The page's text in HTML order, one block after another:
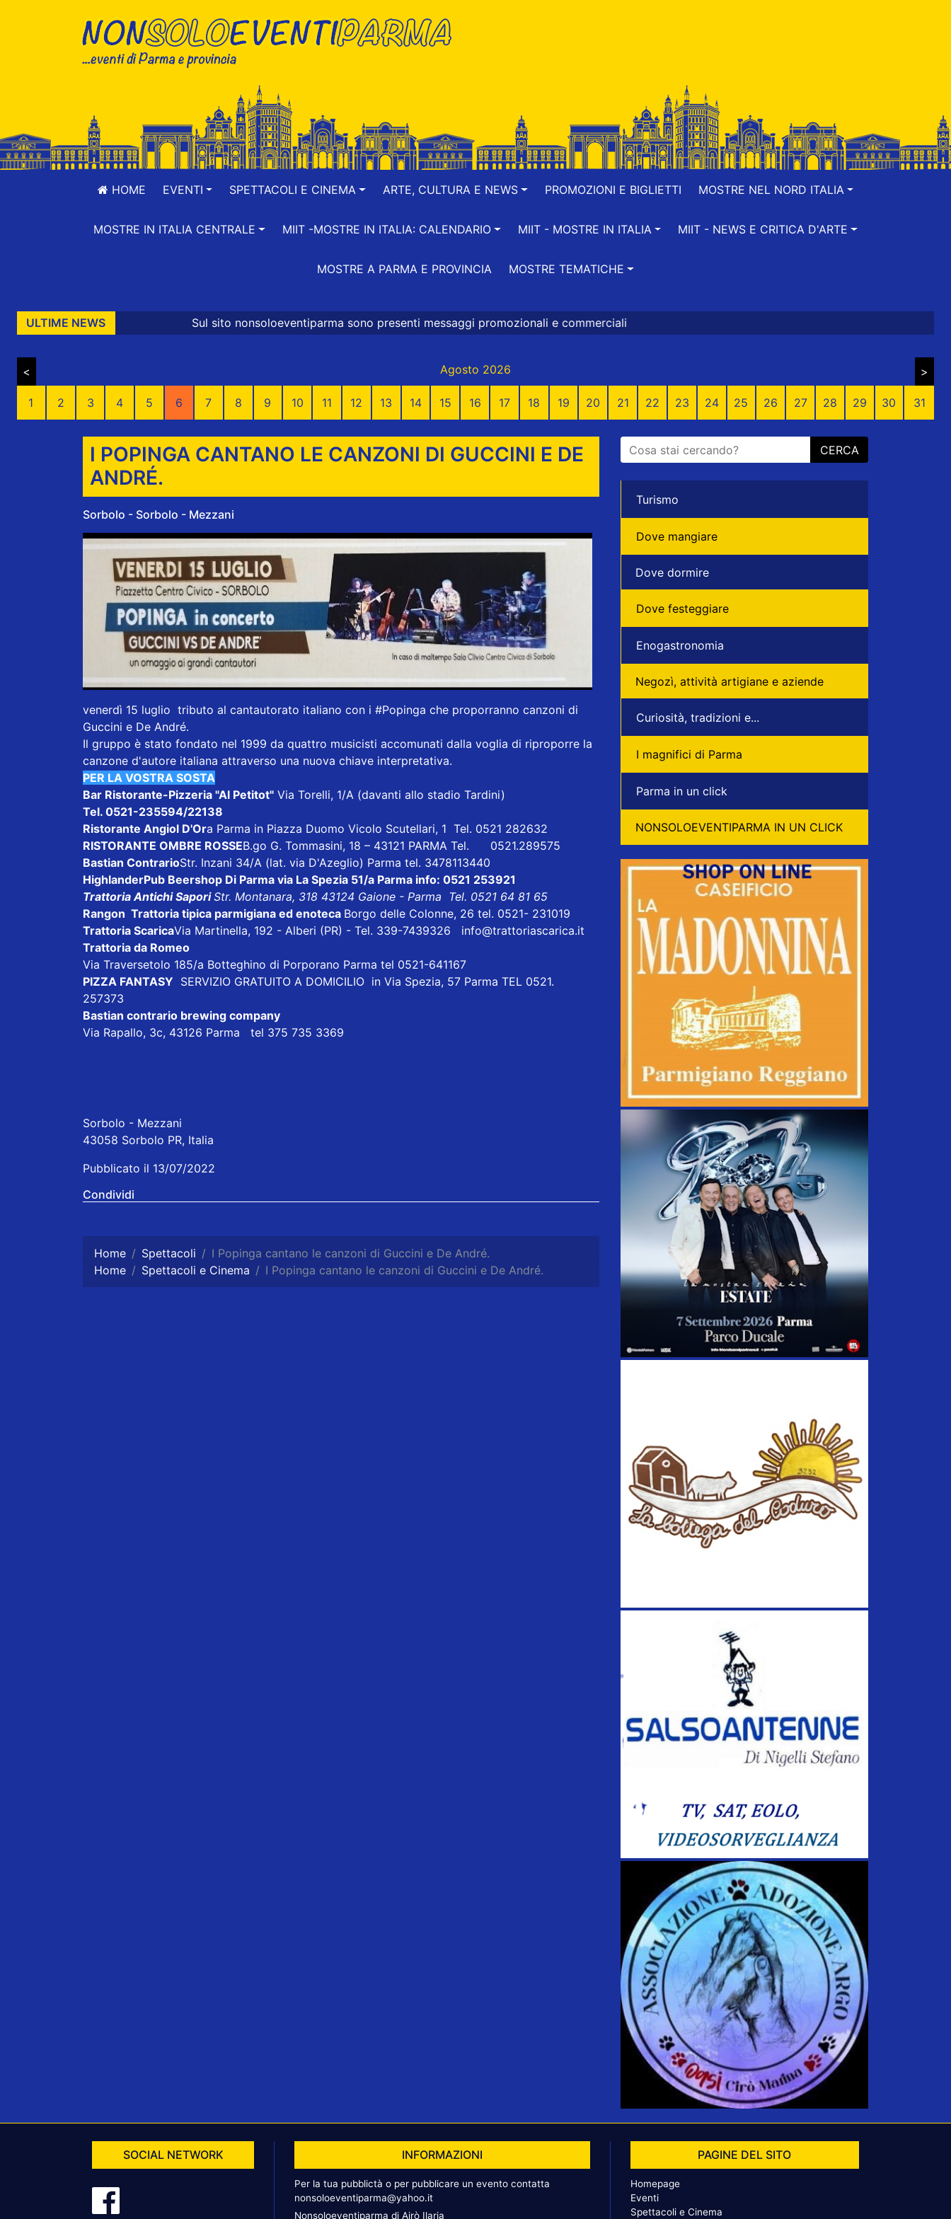
HOME EVENTI SPETTACOLI E CINEMA ARTE, CULTURA E NEWS PROMOZIONI E BIGLIETTI MOSTRE NEL NORD ITALIA
MOSTRE IN ITALIA CENTRALE MIIT -MOSTRE IN ITALIA: CALENDARIO MIIT - MOSTRE IN ITALIA MIIT - NEWS E CRITICA D'ARTE
MOSTRE A PARMA E PROVINCIA MOSTRE TEMATICHE
ULTIME NEWSSul sito nonsoloeventiparma sono presenti messaggi promozionali e commerciali
< Agosto 2026 >
1 2 3 4 5 6 7 8 9 10 11 12 13 14 15 16 17 18 19 20 21 22 23 24 25 26 27 28 29 30 31
I POPINGA CANTANO LE CANZONI DI GUCCINI E DE
ANDRÉ.
Sorbolo - Sorbolo - Mezzani
venerdì 15 luglio tributo al cantautorato italiano con i #Popinga che proporranno canzoni di
Guccini e De André.
Il gruppo è stato fondato nel 1999 da quattro musicisti accomunati dalla voglia di riproporre la
canzone d'autore italiana attraverso una nuova chiave interpretativa.
PER LA VOSTRA SOSTA
Bar Ristorante-Pizzeria "Al Petitot" Via Torelli, 1/A (davanti allo stadio Tardini)
Tel. 0521-235594/22138
Ristorante Angiol D'Ora Parma in Piazza Duomo Vicolo Scutellari, 1 Tel. 0521 282632
RISTORANTE OMBRE ROSSEB.go G. Tommasini, 18 – 43121 PARMA Tel. 0521.289575
Bastian ContrarioStr. Inzani 34/A (lat. via D'Azeglio) Parma tel. 3478113440
HighlanderPub Beershop Di Parma via La Spezia 51/a Parma info: 0521 253921
Trattoria Antichi SaporiStr. Montanara, 318 43124 Gaione - Parma Tel. 0521 64 81 65
Rangon Trattoria tipica parmigiana ed enoteca Borgo delle Colonne, 26 tel. 0521- 231019
Trattoria ScaricaVia Martinella, 192 - Alberi (PR) - Tel. 339-7439326 info@trattoriascarica.it
Trattoria da Romeo
Via Traversetolo 185/a Botteghino di Porporano Parma tel 0521-641167
PIZZA FANTASY SERVIZIO GRATUITO A DOMICILIO in Via Spezia, 57 Parma TEL 0521.
257373
Bastian contrario brewing company
Via Rapallo, 3c, 43126 Parma tel 375 735 3369
Sorbolo - Mezzani
43058 Sorbolo PR, Italia
Pubblicato il 13/07/2022
Condividi
Home Spettacoli
I Popinga cantano le canzoni di Guccini e De André.
Home
Spettacoli e Cinema I Popinga cantano le canzoni di Guccini e De André.
CERCA
Turismo
Dove mangiare
Dove dormire
Dove festeggiare
Enogastronomia
Negozì, attività artigiane e aziende
Curiosità, tradizioni e...
I magnifici di Parma
Parma in un click
NONSOLOEVENTIPARMA IN UN CLICK
SOCIAL NETWORK INFORMAZIONI
Per la tua pubblictà o per pubblicare un evento contatta
nonsoloeventiparma@yahoo.it
Nonsoloeventiparma di Airò Ilaria
PAGINE DEL SITO
Homepage
Eventi
Spettacoli e Cinema